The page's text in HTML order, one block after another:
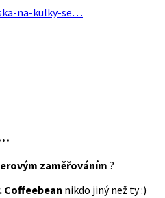
na-kulky-se…
zaměřováním ?
Coffeebean nikdo jiný než ty :)